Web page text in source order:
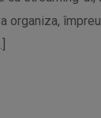
organiza,